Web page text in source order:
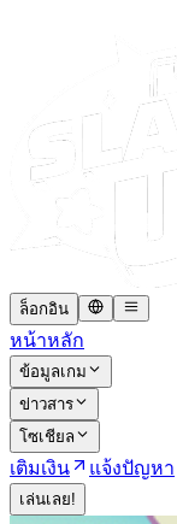
ล็อกอิน
หน้าหลัก
ข้อมูลเกม
ข่าวสาร
โซเชียล
เติมเงิน แจ้งปัญหา
เล่นเลย!